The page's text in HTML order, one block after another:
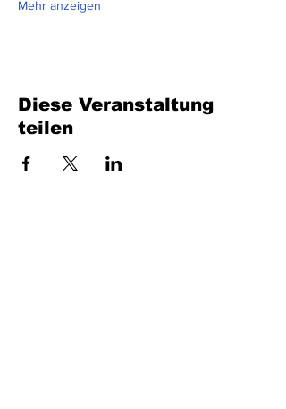
Mehr anzeigen
Diese Veranstaltung
teilen